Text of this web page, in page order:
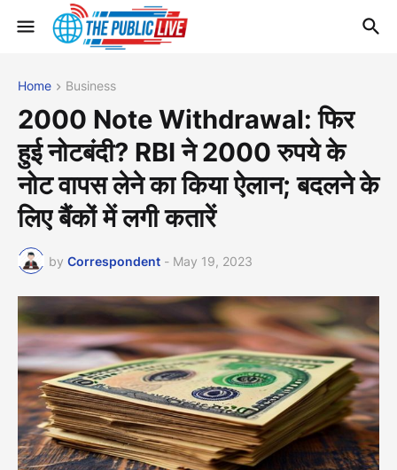
Home Business
2000 Note Withdrawal: फिर
हुई नोटबंदी? RBI ने 2000 रुपये के
नोट वापस लेने का किया ऐलान; बदलने के
लिए बैंकों में लगी कतारें
by Correspondent - May 19, 2023